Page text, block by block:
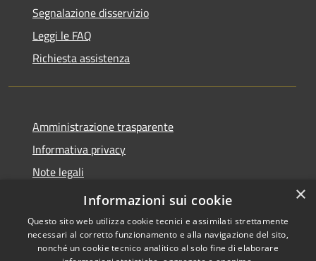
Segnalazione disservizio
Leggi le FAQ
Richiesta assistenza
Amministrazione trasparente
Informativa privacy
Note legali
Dichiarazione di accessibilità 2025
×
Informazioni sui cookie
Questo sito web utilizza cookie tecnici e assimilati strettamente
necessari al corretto funzionamento e alla navigazione del sito,
nonché un cookie tecnico analitico al solo fine di elaborare